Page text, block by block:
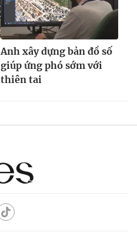
Anh xây dựng bản đồ số
giúp ứng phó sớm với
thiên tai